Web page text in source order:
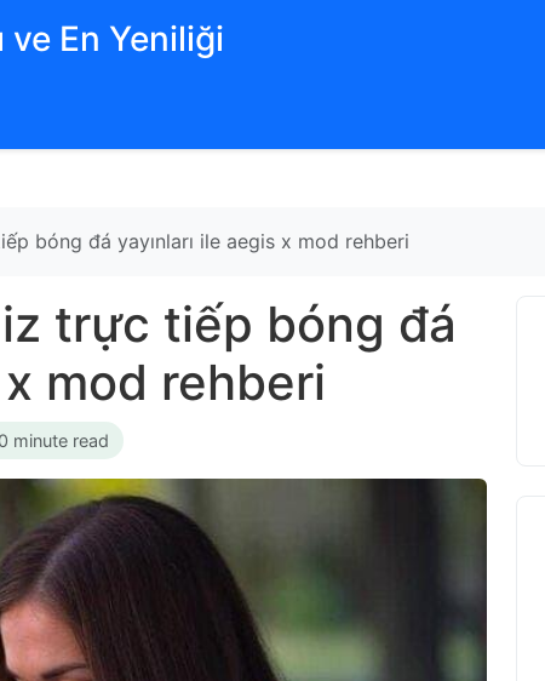
En Yeniliği
bóng đá yayınları ile aegis x mod rehberi
trực tiếp bóng đá
x mod rehberi
minute read